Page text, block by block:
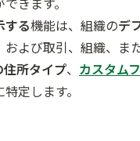
する機能は、組織のデ
および取引、組織、ま
住所タイプ、 カスタム
定します。